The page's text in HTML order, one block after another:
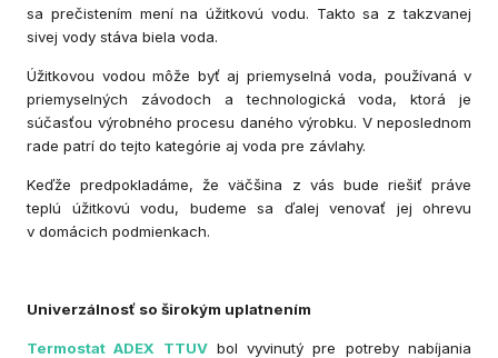
sa prečistením mení na úžitkovú vodu. Takto sa z takzvanej
sivej vody stáva biela voda.
Úžitkovou vodou môže byť aj priemyselná voda, používaná v
priemyselných závodoch a technologická voda, ktorá je
súčasťou výrobného procesu daného výrobku. V neposlednom
rade patrí do tejto kategórie aj voda pre závlahy.
Keďže predpokladáme, že väčšina z vás bude riešiť práve
teplú úžitkovú vodu, budeme sa ďalej venovať jej ohrevu
v domácich podmienkach.
Univerzálnosť so širokým uplatnením
Termostat ADEX TTUVbol vyvinutý pre potreby nabíjania